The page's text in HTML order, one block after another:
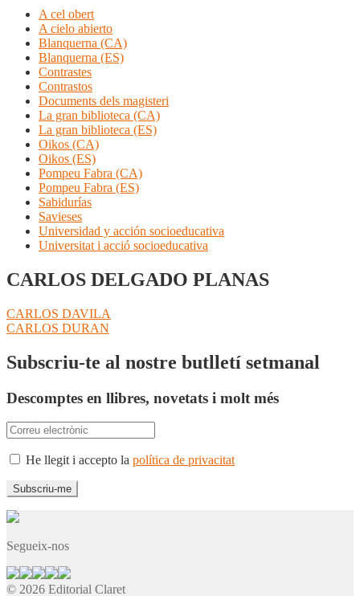
A cel obert
A cielo abierto
Blanquerna (CA)
Blanquerna (ES)
Contrastes
Contrastos
Documents dels magisteri
La gran biblioteca (CA)
La gran biblioteca (ES)
Oikos (CA)
Oikos (ES)
Pompeu Fabra (CA)
Pompeu Fabra (ES)
Sabidurías
Savieses
Universidad y acción socioeducativa
Universitat i acció socioeducativa
CARLOS DELGADO PLANAS
Navegació
d'entrades
Entrada
anterior:
CARLOS DAVILA
Pròxima
CARLOS DURAN
Subscriu-te al nostre butlletí setmanal
Descomptes en llibres, novetats i molt més
He llegit i accepto la política de privacitat
Segueix-nos
© 2026 Editorial Claret